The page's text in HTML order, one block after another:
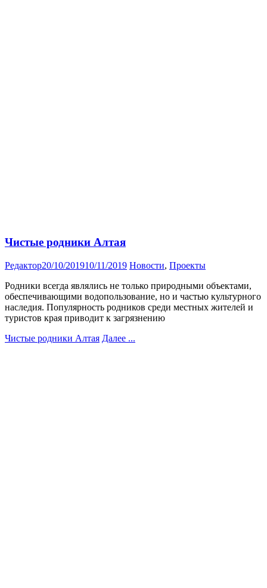
Чистые родники Алтая
Редактор20/10/201910/11/2019 Новости, Проекты
Родники всегда являлись не только природными объектами,
обеспечивающими водопользование, но и частью культурного
наследия. Популярность родников среди местных жителей и
туристов края приводит к загрязнению
Чистые родники Алтая Далее ...